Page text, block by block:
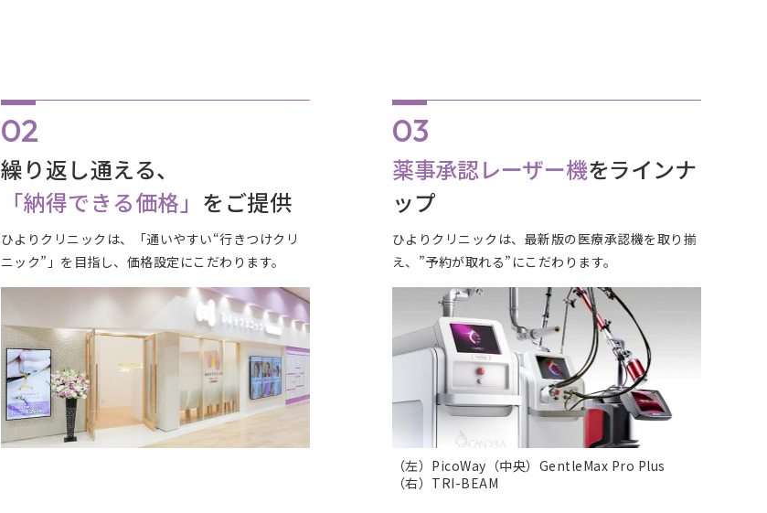
繰り返し通える、
「納得できる価格」 をご提供
ひよりクリニックは、「通いやすい“行きつけクリ
ニック”」を目指し、価格設定にこだわります。
薬事承認レーザー機をラインナ
ップ
ひよりクリニックは、最新版の医療承認機を取り揃
え、”予約が取れる”にこだわります。
（左）PicoWay（中央）GentleMax Pro Plus
（右）TRI-BEAM